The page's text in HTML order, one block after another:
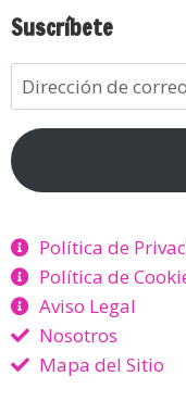
Suscríbete
Política de
Política de
Aviso Legal
Nosotros
Mapa del Sitio